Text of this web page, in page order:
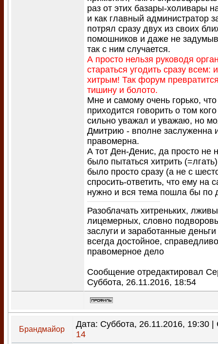
раз от этих базары-холивары
и как главный администратор
потрял сразу двух из своих
помошников и даже не
так с ним случается.
А просто нельзя руководя
стараться угодить сразу всем:
хитрым! Так форум
тишину и болото.
Мне и самому очень горько, что
приходится говорить о том
сильно уважал и уважаю, но
Дмитрию - вполне заслуженна
правомерна.
А тот Ден-Денис, да просто не
было пытаться хитрить
было просто сразу (а не с
спросить-ответить, что ему на
нужно и вся тема пошла бы по
Разоблачать хитреньких,
лицемерных, словно
заслуги и заработанные
всегда достойное,
правомерное дело
Сообщение отредактировал
Суббота, 26.11.2016, 18:54
Брандмайор
Дата: Суббота, 26.11.2016, 19:30
14